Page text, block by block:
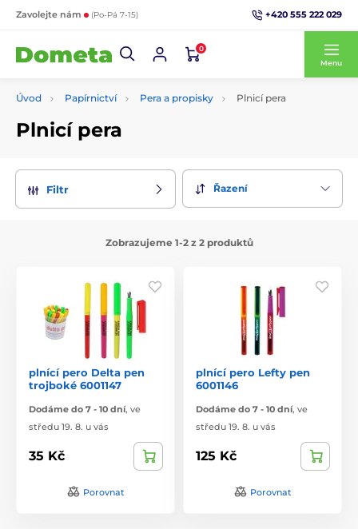
Zavolejte nám (Po-Pá 7-15) +420 555 222 029
0
Menu
Úvod Papírnictví Pera a propisky Plnicí pera
Plnicí pera
Filtr Řazení
Zobrazujeme 1-2 z 2 produktů
plnící pero Delta pen
trojboké 6001147
Dodáme do 7 - 10 dní, ve
středu 19. 8. u vás
35 Kč
Porovnat
plnící pero Lefty pen
6001146
Dodáme do 7 - 10 dní, ve
středu 19. 8. u vás
125 Kč
Porovnat